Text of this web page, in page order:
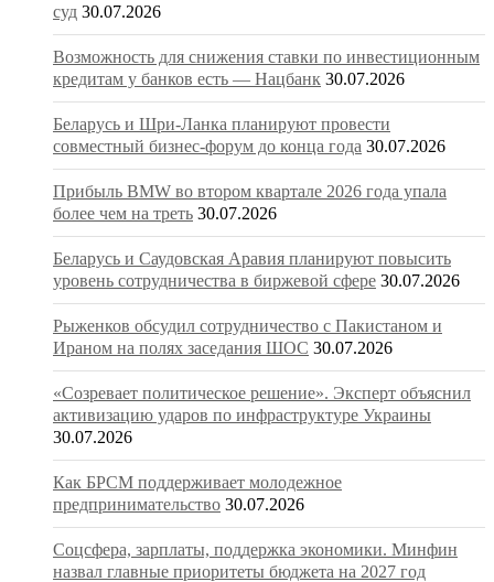
суд 30.07.2026
Возможность для снижения ставки по инвестиционным
кредитам у банков есть — Нацбанк 30.07.2026
Беларусь и Шри-Ланка планируют провести
совместный бизнес-форум до конца года 30.07.2026
Прибыль BMW во втором квартале 2026 года упала
более чем на треть 30.07.2026
Беларусь и Саудовская Аравия планируют повысить
уровень сотрудничества в биржевой сфере 30.07.2026
Рыженков обсудил сотрудничество с Пакистаном и
Ираном на полях заседания ШОС 30.07.2026
«Созревает политическое решение». Эксперт объяснил
активизацию ударов по инфраструктуре Украины
30.07.2026
Как БРСМ поддерживает молодежное
предпринимательство 30.07.2026
Соцсфера, зарплаты, поддержка экономики. Минфин
назвал главные приоритеты бюджета на 2027 год